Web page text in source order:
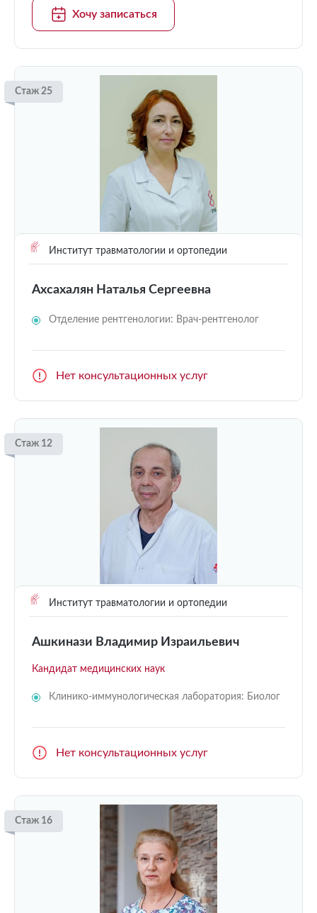
Хочу записаться
Стаж 25
Институт травматологии и ортопедии
Ахсахалян Наталья Сергеевна
Отделение рентгенологии: Врач-рентгенолог
Нет консультационных услуг
Стаж 12
Институт травматологии и ортопедии
Ашкинази Владимир Израильевич
Кандидат медицинских наук
Клинико-иммунологическая лаборатория: Биолог
Нет консультационных услуг
Стаж 16